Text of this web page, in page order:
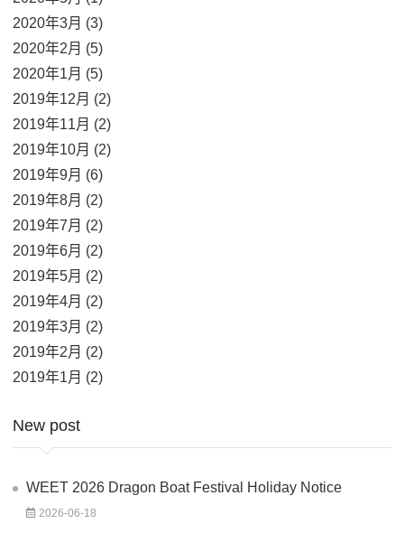
2020年3月 (3)
2020年2月 (5)
2020年1月 (5)
2019年12月 (2)
2019年11月 (2)
2019年10月 (2)
2019年9月 (6)
2019年8月 (2)
2019年7月 (2)
2019年6月 (2)
2019年5月 (2)
2019年4月 (2)
2019年3月 (2)
2019年2月 (2)
2019年1月 (2)
New post
WEET 2026 Dragon Boat Festival Holiday Notice
2026-06-18